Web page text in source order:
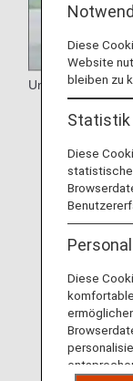
Unterstützung
Hör- und
Geistige
Reisende
Diese
Website
bleiben zu
Statistik
Diese
Diese